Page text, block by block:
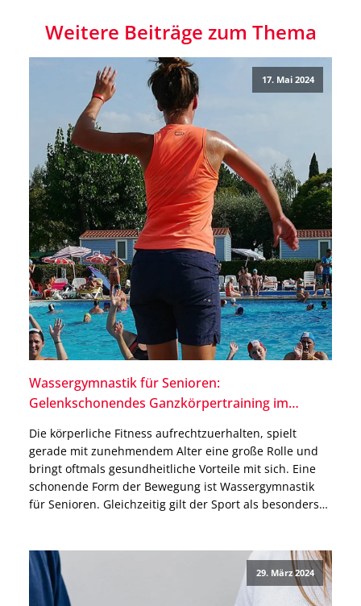
Weitere Beiträge zum Thema
17. Mai 2024
Wassergymnastik für Senioren:
Gelenkschonendes Ganzkörpertraining im
Die körperliche Fitness aufrechtzuerhalten, spielt
gerade mit zunehmendem Alter eine große Rolle und
bringt oftmals gesundheitliche Vorteile mit sich. Eine
schonende Form der Bewegung ist Wassergymnastik
für Senioren. Gleichzeitig gilt der Sport als besonders
Aktivität für ältere Menschen mit sich […]
29. März 2024